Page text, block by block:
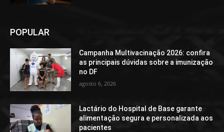
POPULAR
Campanha Multivacinação 2026: confira
as principais dúvidas sobre a imunização
no DF
agosto 6, 2026
Lactário do Hospital de Base garante
alimentação segura e personalizada aos
pacientes